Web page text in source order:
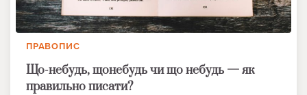
ПРАВОПИС
Що-небудь, щонебудь чи що небудь — як
правильно писати?